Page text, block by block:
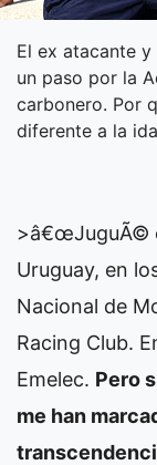
El ex atacante
un paso por la
carbonero. Por
diferente a la ida
>â€œJuguÃ©
Uruguay, en
Nacional de
Racing Club.
Emelec. Pero
me han